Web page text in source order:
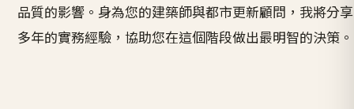
品質的影響。身為您的建築師與都市更新顧問，我將分享
多年的實務經驗，協助您在這個階段做出最明智的決策。